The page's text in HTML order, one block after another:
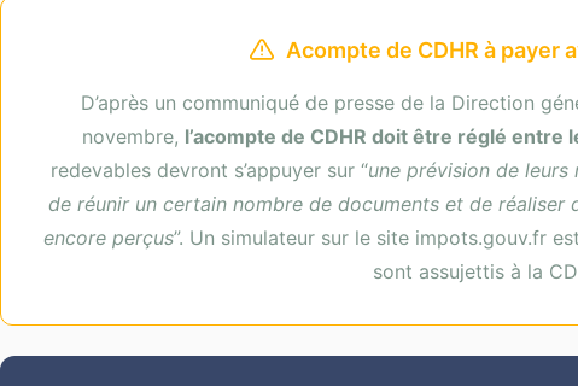
Acompte de CDHR à payer
D’après un communiqué de presse de la Direction
novembre, l’acompte de CDHR doit être réglé entre
redevables devront s’appuyer sur “une prévision de
de réunir un certain nombre de documents et de réaliser
encore perçus”. Un simulateur sur le site impots.gouv.fr
sont assujettis à la